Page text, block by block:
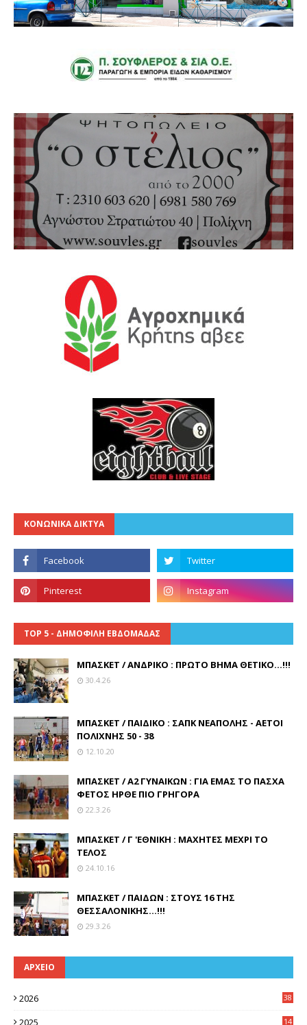
ΚΟΝΩΝΙΚΑ ΔΙΚΤΥΑ
TOP 5 - ΔΗΜΟΦΙΛΗ ΕΒΔΟΜΑΔΑΣ
ΜΠΑΣΚΕΤ / ΑΝΔΡΙΚΟ : ΠΡΩΤΟ ΒΗΜΑ ΘΕΤΙΚΟ...!!!
30.4.26
ΜΠΑΣΚΕΤ / ΠΑΙΔΙΚΟ : ΣΑΠΚ ΝΕΑΠΟΛΗΣ - ΑΕΤΟΙ
ΠΟΛΙΧΝΗΣ 50 - 38
12.10.20
ΜΠΑΣΚΕΤ / Α2 ΓΥΝΑΙΚΩΝ : ΓΙΑ ΕΜΑΣ ΤΟ ΠΑΣΧΑ
ΦΕΤΟΣ ΗΡΘΕ ΠΙΟ ΓΡΗΓΟΡΑ
22.3.26
ΜΠΑΣΚΕΤ / Γ 'ΕΘΝΙΚΗ : ΜΑΧΗΤΕΣ ΜΕΧΡΙ ΤΟ
ΤΕΛΟΣ
24.10.16
ΜΠΑΣΚΕΤ / ΠΑΙΔΩΝ : ΣΤΟΥΣ 16 ΤΗΣ
ΘΕΣΣΑΛΟΝΙΚΗΣ...!!!
29.3.26
ΑΡΧΕΙΟ
2026 38
2025
14